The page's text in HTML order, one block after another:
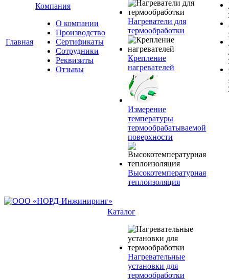
Главная
Компания
О компании
Производство
Сертификаты
Сотрудники
Реквизиты
Отзывы
Нагреватели для
термообработки
Крепление
нагревателей
Измерение
температуры
термообрабатываемой
поверхности
Высокотемпературная
теплоизоляция
Каталог
Нагревательные
установки для
термообработки